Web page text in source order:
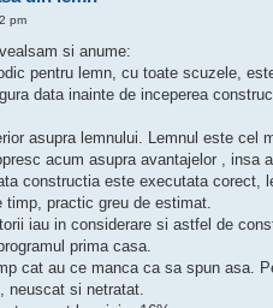
pm
si anume:
pentru lemn, cu toate scuzele,
data inainte de inceperea
asupra lemnului. Lemnul este cel
acum asupra avantajelor , insa
constructia este executata corect,
practic greu de estimat.
iau in considerare si astfel de
prima casa.
cat au ce manca ca sa spun asa.
neuscat si netratat.